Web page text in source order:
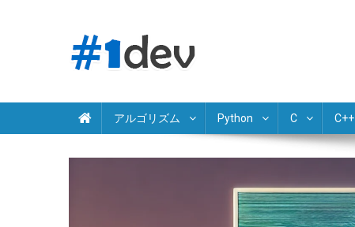
アルゴリズム Python C C++